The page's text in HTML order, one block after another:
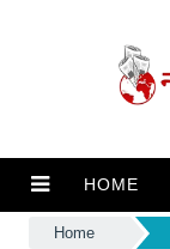
HOME
Home